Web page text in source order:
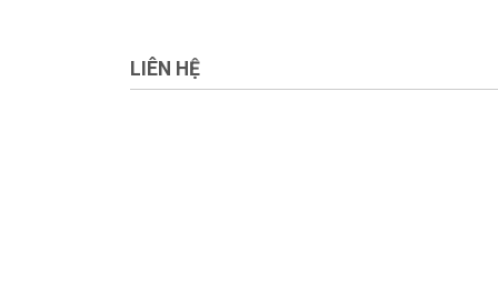
LIÊN HỆ